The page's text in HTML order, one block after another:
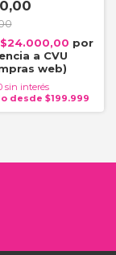
$24.000,00
sin interés